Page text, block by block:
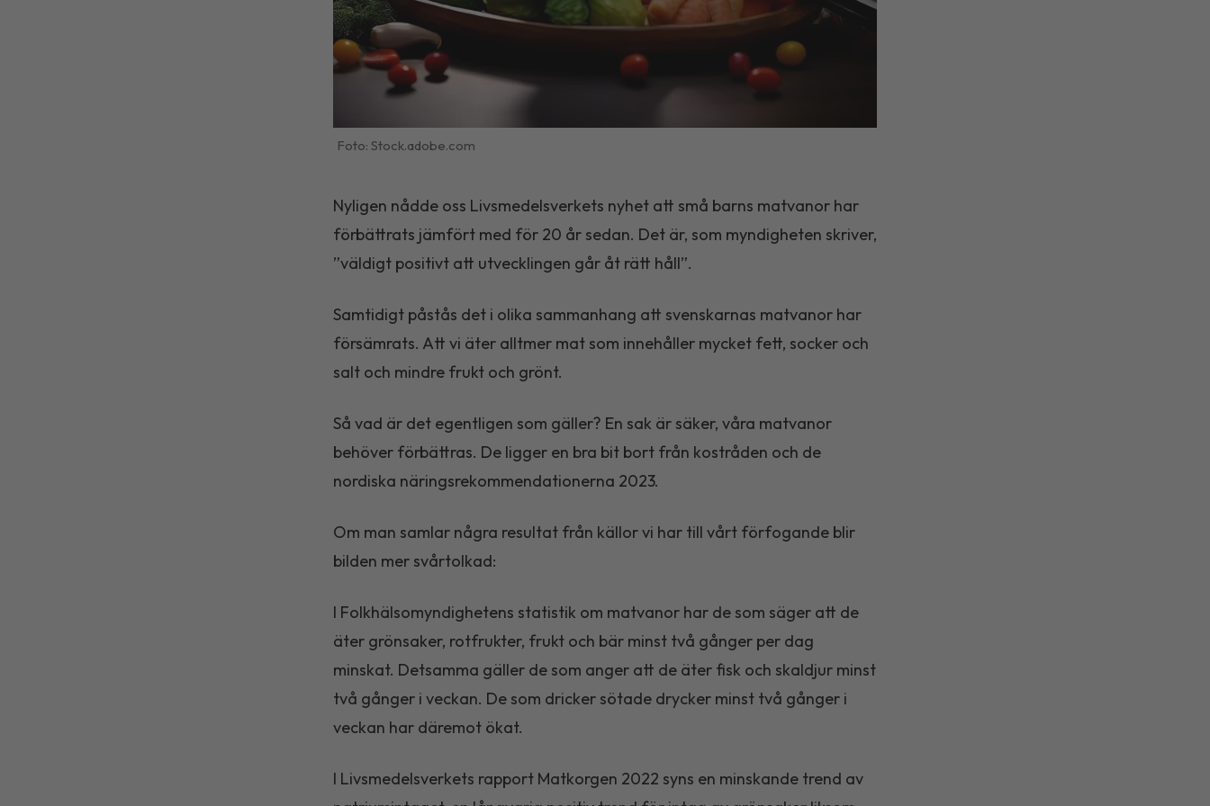
Stock.adobe.com
Nyligen nådde oss Livsmedelsverkets nyhet att små barns matvanor har
förbättrats jämfört med för 20 år sedan. Det är, som myndigheten skriver,
”väldigt positivt att utvecklingen går åt rätt håll”.
Samtidigt påstås det i olika sammanhang att svenskarnas matvanor har
försämrats. Att vi äter alltmer mat som innehåller mycket fett, socker och
salt och mindre frukt och grönt.
Så vad är det egentligen som gäller? En sak är säker, våra matvanor
behöver förbättras. De ligger en bra bit bort från kostråden och de
nordiska näringsrekommendationerna 2023.
Om man samlar några resultat från källor vi har till vårt förfogande blir
bilden mer svårtolkad:
I Folkhälsomyndighetens statistik om matvanor har de som säger att de
äter grönsaker, rotfrukter, frukt och bär minst två gånger per dag
minskat. Detsamma gäller de som anger att de äter fisk och skaldjur minst
två gånger i veckan. De som dricker sötade drycker minst två gånger i
veckan har däremot ökat.
I Livsmedelsverkets rapport Matkorgen 2022 syns en minskande trend av